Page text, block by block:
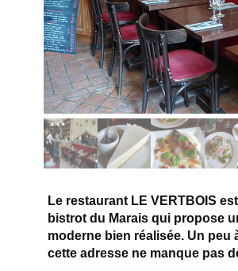
Le restaurant LE VERTBOIS
bistrot du Marais qui propose
moderne bien réalisée. Un peu
cette adresse ne manque pas